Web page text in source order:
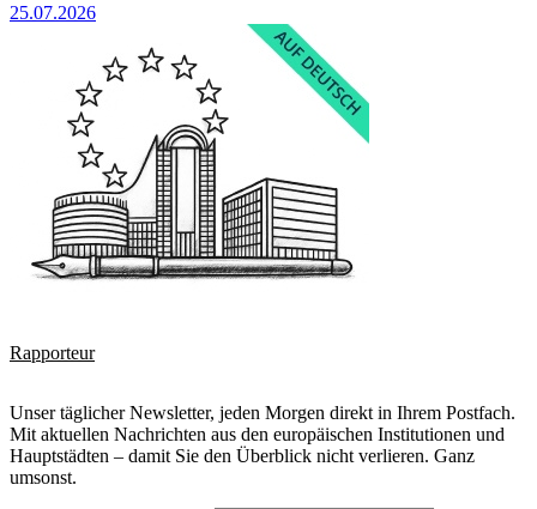
25.07.2026
Rapporteur
Unser täglicher Newsletter, jeden Morgen direkt in Ihrem Postfach.
Mit aktuellen Nachrichten aus den europäischen Institutionen und
Hauptstädten – damit Sie den Überblick nicht verlieren. Ganz
umsonst.